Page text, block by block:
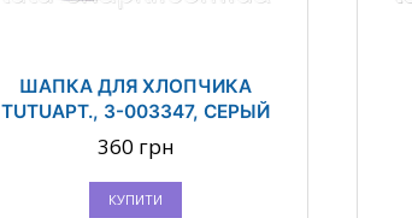
ШАПКА ДЛЯ ХЛОПЧИКА
TUTUАРТ., 3-003347, СЕРЫЙ
360 грн
КУПИТИ